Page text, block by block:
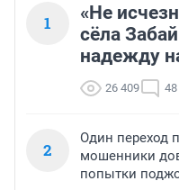
1
«Не
сёла
надежду
26 409 48
2
Один переход
мошенники
попытки